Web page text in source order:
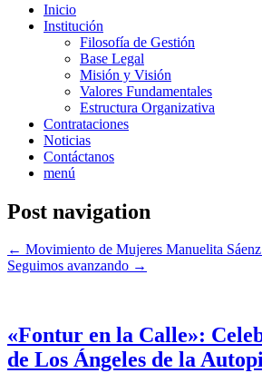
Inicio
Institución
Filosofía de Gestión
Base Legal
Misión y Visión
Valores Fundamentales
Estructura Organizativa
Contrataciones
Noticias
Contáctanos
menú
Post navigation
← Movimiento de Mujeres Manuelita
Seguimos avanzando →
«Fontur en la Calle»:
de Los Ángeles de la